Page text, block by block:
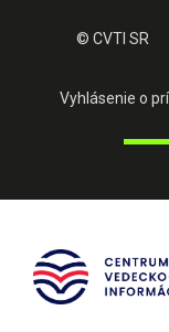
© CVTI SR
Vyhlásenie o